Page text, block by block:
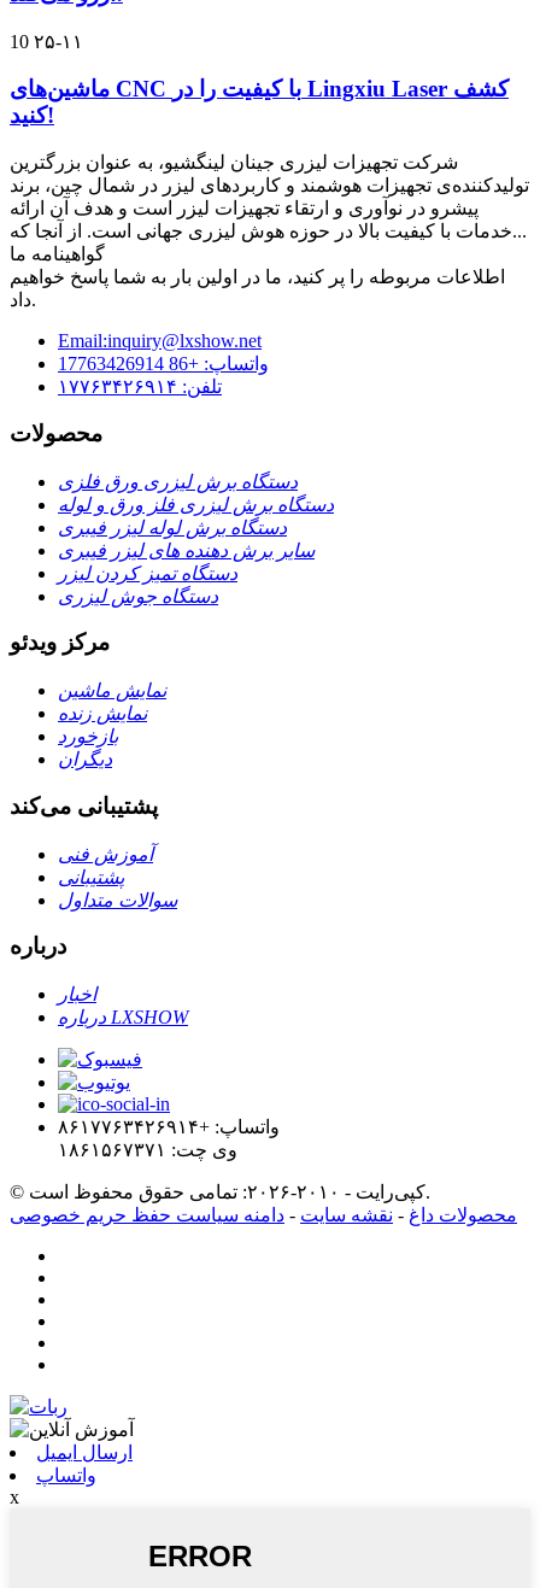
10 ۲۵-۱۱
ماشین‌های CNC با کیفیت را در Lingxiu Laser کشف
کنید!
شرکت تجهیزات لیزری جینان لینگشیو، به عنوان بزرگترین
تولیدکننده‌ی تجهیزات هوشمند و کاربردهای لیزر در شمال چین، برند
پیشرو در نوآوری و ارتقاء تجهیزات لیزر است و هدف آن ارائه
خدمات با کیفیت بالا در حوزه هوش لیزری جهانی است. از آنجا که...
گواهینامه ما
اطلاعات مربوطه را پر کنید، ما در اولین بار به شما پاسخ خواهیم
داد.
Email:inquiry@lxshow.net
واتساپ: +86 17763426914
تلفن: ۱۷۷۶۳۴۲۶۹۱۴
محصولات
دستگاه برش لیزری ورق فلزی
دستگاه برش لیزری فلز ورق و لوله
دستگاه برش لوله لیزر فیبری
سایر برش دهنده های لیزر فیبری
دستگاه تمیز کردن لیزر
دستگاه جوش لیزری
مرکز ویدئو
نمایش ماشین
نمایش زنده
بازخورد
دیگران
پشتیبانی می‌کند
آموزش فنی
پشتیبانی
سوالات متداول
درباره
اخبار
درباره LXSHOW
واتساپ: +۸۶۱۷۷۶۳۴۲۶۹۱۴
وی چت: ۱۸۶۱۵۶۷۳۷۱
© کپی‌رایت - ۲۰۱۰-۲۰۲۶: تمامی حقوق محفوظ است.
محصولات داغ - نقشه سایت - دامنه سیاست حفظ حریم خصوصی
ارسال ایمیل
واتساپ
x